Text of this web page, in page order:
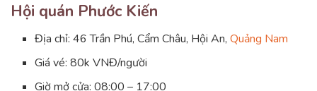
Hội quán Phước Kiến
Địa chỉ: 46 Trần Phú, Cẩm Châu, Hội An,Quảng Nam
Giá vé: 80k VNĐ/người
Giờ mở cửa: 08:00 – 17:00